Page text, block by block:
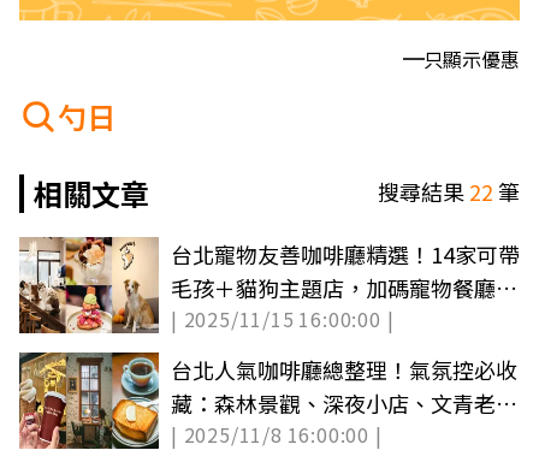
只顯示優惠
勺日
相關文章
搜尋結果22筆
台北寵物友善咖啡廳精選！14家可帶
毛孩＋貓狗主題店，加碼寵物餐廳推
薦
| 2025/11/15 16:00:00 |
台北人氣咖啡廳總整理！氣氛控必收
藏：森林景觀、深夜小店、文青老宅
一次看
| 2025/11/8 16:00:00 |